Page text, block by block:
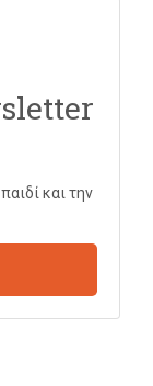
και την